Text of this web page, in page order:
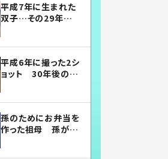
平成7年に生まれた
双子…その29年後
平成6年に撮った2シ
ョット 30年後の姿
孫のためにお弁当を
作った祖母 孫が絶